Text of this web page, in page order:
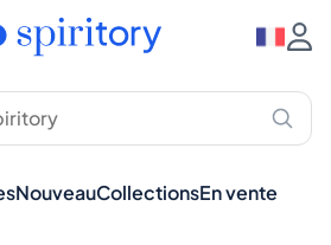
NouveauCollectionsEn vente